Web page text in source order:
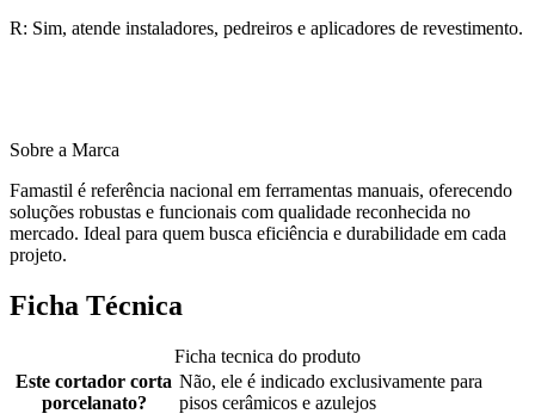
R: Sim, atende instaladores, pedreiros e aplicadores de revestimento.
Sobre a Marca
Famastil é referência nacional em ferramentas manuais, oferecendo
soluções robustas e funcionais com qualidade reconhecida no
mercado. Ideal para quem busca eficiência e durabilidade em cada
projeto.
Ficha Técnica
Ficha tecnica do produto
Este cortador corta
porcelanato?
Não, ele é indicado exclusivamente para
pisos cerâmicos e azulejos